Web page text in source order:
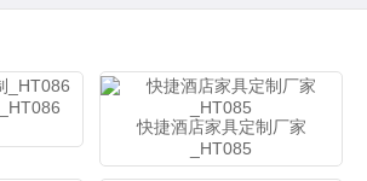
快捷酒店家具定制厂家
_HT085